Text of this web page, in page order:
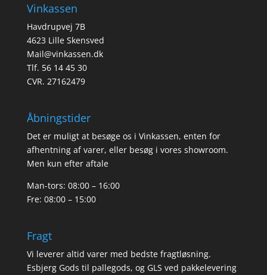
Vinkassen
Havdrupvej 7B
4623 Lille Skensved
Mail@vinkassen.dk
Tlf. 56 14 45 30
CVR. 27162479
Åbningstider
Det er muligt at besøge os i Vinkassen, enten for
afhentning af varer, eller besøg i vores showroom.
Men kun efter aftale
Man-tors: 08:00 – 16:00
Fre: 08:00 – 15:00
Fragt
Vi leverer altid varer med bedste fragtløsning.
Esbjerg Gods til pallegods, og GLS ved pakkelevering